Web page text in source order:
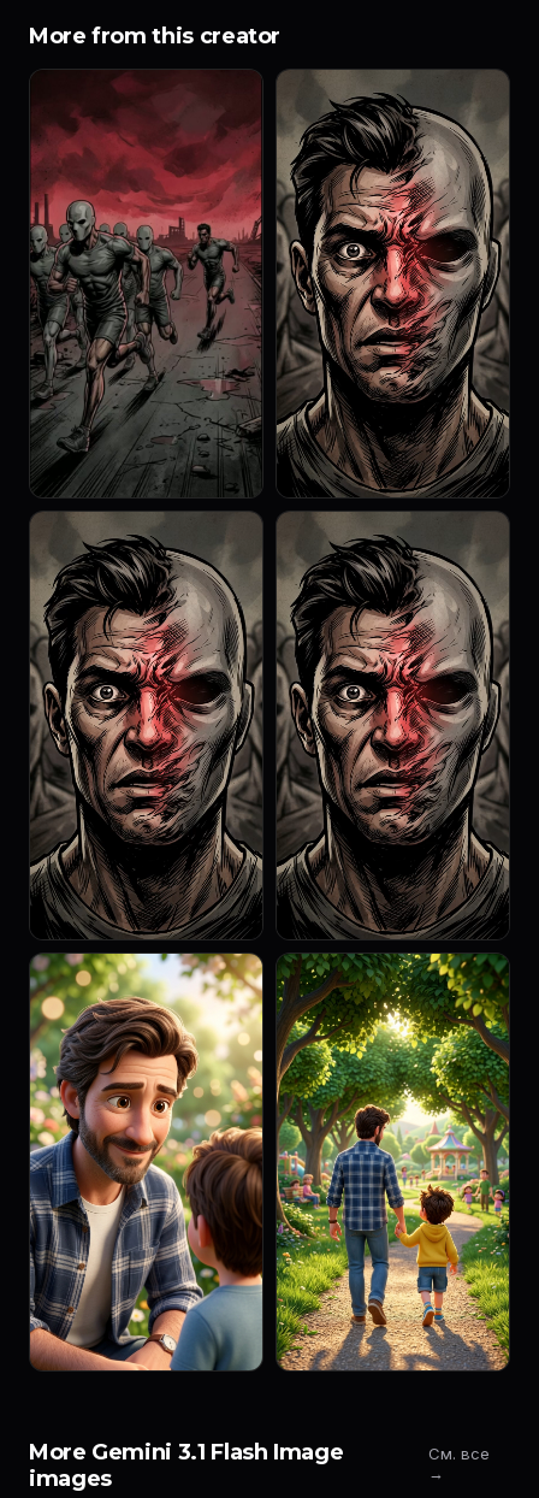
More from this creator
More Gemini 3.1 Flash Image
images
См. все
→